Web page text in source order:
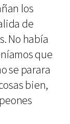
los
de
No había
que
se parara
bien,